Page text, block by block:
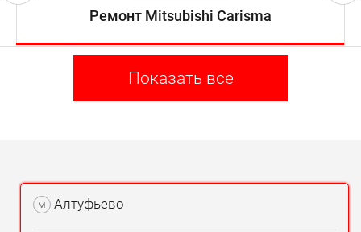
Ремонт Mitsubishi Carisma
Показать все
м Алтуфьево